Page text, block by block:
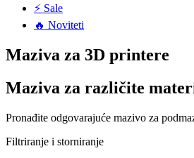
⚡ Sale
🔥 Noviteti
Maziva za 3D printere
Maziva za različite
Pronađite odgovarajuće mazivo za
Filtriranje i storniranje